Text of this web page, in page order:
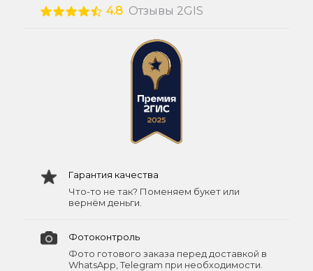
4.8 Отзывы 2GIS
Гарантия качества
Что-то не так? Поменяем букет или
вернём деньги.
Фотоконтроль
Фото готового заказа перед доставкой в
WhatsApp, Telegram при необходимости.